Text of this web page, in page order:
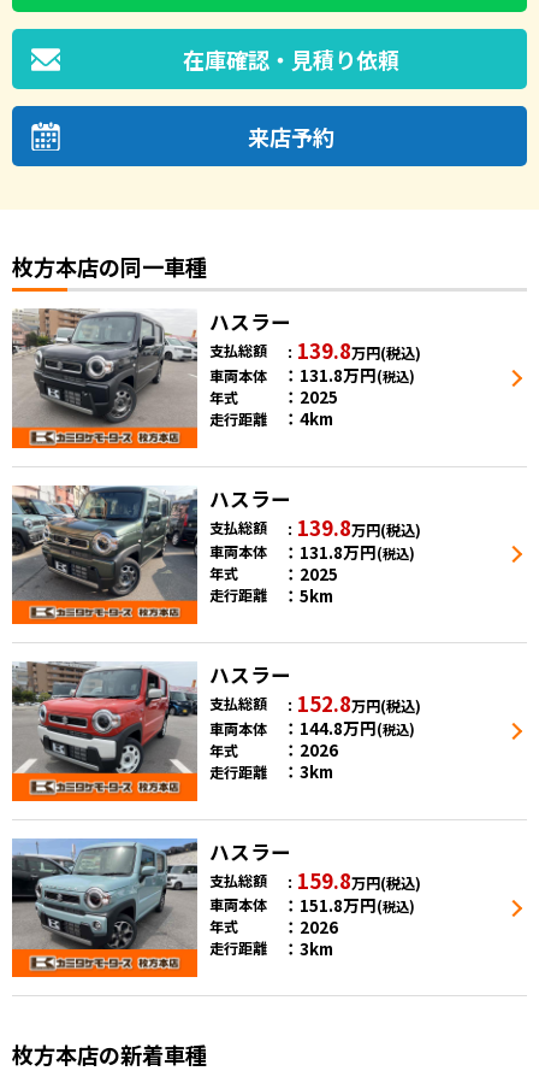
在庫確認・見積り依頼
来店予約
枚方本店の同一車種
ハスラー
支払総額 139.8万円(税込)
車両本体
131.8万円(税込)
年式 2025
走行距離 4km
ハスラー
支払総額 139.8万円(税込)
車両本体
131.8万円(税込)
年式 2025
走行距離 5km
ハスラー
支払総額 152.8万円(税込)
車両本体
144.8万円(税込)
年式 2026
走行距離 3km
ハスラー
支払総額 159.8万円(税込)
車両本体
151.8万円(税込)
年式 2026
走行距離 3km
枚方本店の新着車種